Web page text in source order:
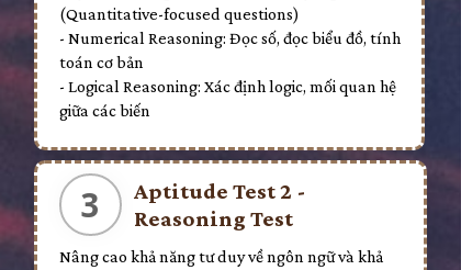
(Quantitative-focused questions)
- Numerical Reasoning: Đọc số, đọc biểu đồ, tính
toán cơ bản
- Logical Reasoning: Xác định logic, mối quan hệ
giữa các biến
Aptitude Test 2 -
Reasoning Test
Nâng cao khả năng tư duy về ngôn ngữ và khả
3